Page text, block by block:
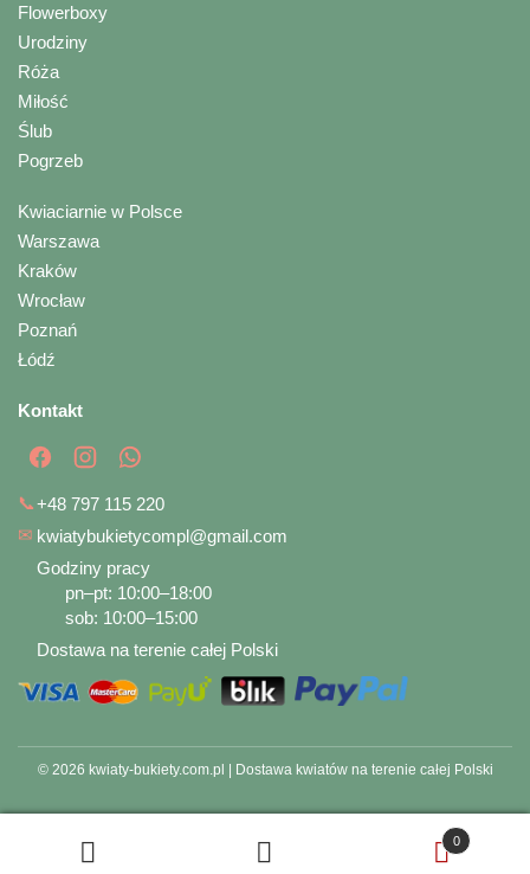
Flowerboxy
Urodziny
Róża
Miłość
Ślub
Pogrzeb
Kwiaciarnie w Polsce
Warszawa
Kraków
Wrocław
Poznań
Łódź
Kontakt
📞+48 797 115 220
✉ kwiatybukietycompl@gmail.com
Godziny pracy
pn–pt: 10:00–18:00
sob: 10:00–15:00
Dostawa na terenie całej Polski
0
© 2026 kwiaty-bukiety.com.pl | Dostawa kwiatów na terenie całej Polski